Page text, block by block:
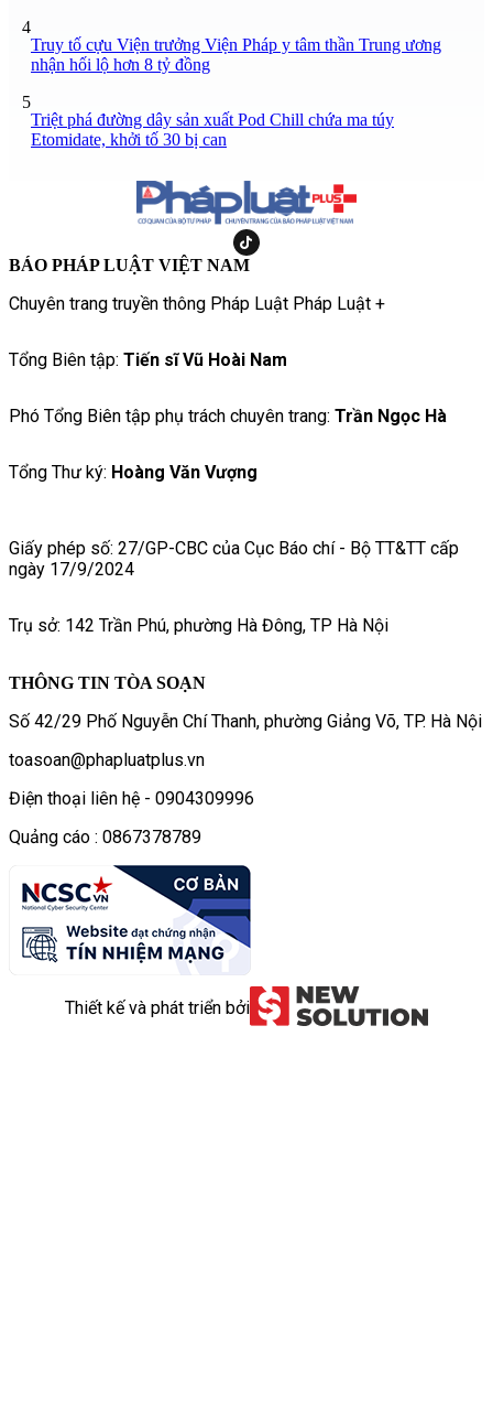
4
Truy tố cựu Viện trưởng Viện Pháp y tâm thần Trung ương
nhận hối lộ hơn 8 tỷ đồng
5
Triệt phá đường dây sản xuất Pod Chill chứa ma túy
Etomidate, khởi tố 30 bị can
BÁO PHÁP LUẬT VIỆT NAM
Chuyên trang truyền thông Pháp Luật Pháp Luật +
Tổng Biên tập: Tiến sĩ Vũ Hoài Nam
Phó Tổng Biên tập phụ trách chuyên trang: Trần Ngọc Hà
Tổng Thư ký: Hoàng Văn Vượng
Giấy phép số: 27/GP-CBC của Cục Báo chí - Bộ TT&TT cấp
ngày 17/9/2024
Trụ sở: 142 Trần Phú, phường Hà Đông, TP Hà Nội
THÔNG TIN TÒA SOẠN
Số 42/29 Phố Nguyễn Chí Thanh, phường Giảng Võ, TP. Hà Nội
toasoan@phapluatplus.vn
Điện thoại liên hệ - 0904309996
Quảng cáo : 0867378789
Thiết kế và phát triển bởi